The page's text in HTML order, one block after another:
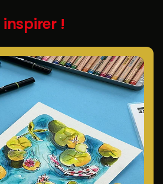
inspirer !